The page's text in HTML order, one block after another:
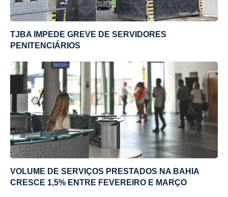
TJBA IMPEDE GREVE DE SERVIDORES
PENITENCIÁRIOS
VOLUME DE SERVIÇOS PRESTADOS NA BAHIA
CRESCE 1,5% ENTRE FEVEREIRO E MARÇO